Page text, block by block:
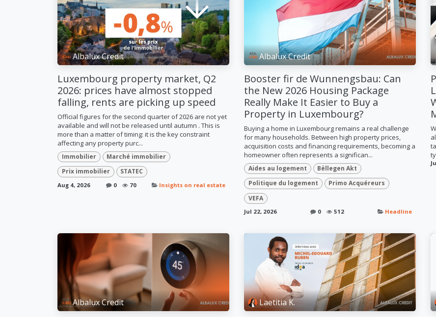
Albalux Credit
Luxembourg property market, Q2
2026: prices have almost stopped
falling, rents are picking up speed
Official figures for the second quarter of 2026 are not yet
available and will not be released until autumn . This is
more than a matter of timing: it is the key constraint
affecting any property purc...
Immobilier
Marché immobilier
Prix immobilier
STATEC
Aug 4, 2026 0 70 Insights on real estate
Albalux Credit
Booster fir de Wunnengsbau: Can
the New 2026 Housing Package
Really Make It Easier to Buy a
Property in Luxembourg?
Buying a home in Luxembourg remains a real challenge
for many households. Between high property prices,
acquisition costs and financing requirements, becoming a
homeowner often represents a significan...
Aides au logement
Bëllegen Akt
Politique du logement
Primo Acquéreurs
VEFA
Jul 22, 2026 0 512 Headline
Albalux Credit Laetitia K.